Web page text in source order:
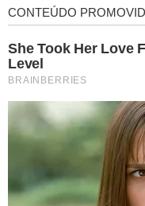
Oeclipsecomeça na
correspondente a
momento em que a
Terra, mas oefeitoé
percebido a olho nu.
PRINCIPAIS
12h28 – Início da
tênue, mas
Acompanhar pela